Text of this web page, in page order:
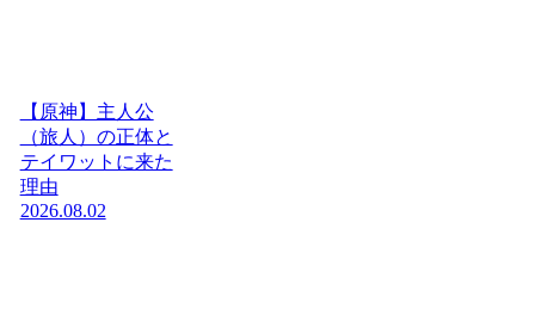
【原神】主人公
（旅人）の正体と
テイワットに来た
理由
2026.08.02